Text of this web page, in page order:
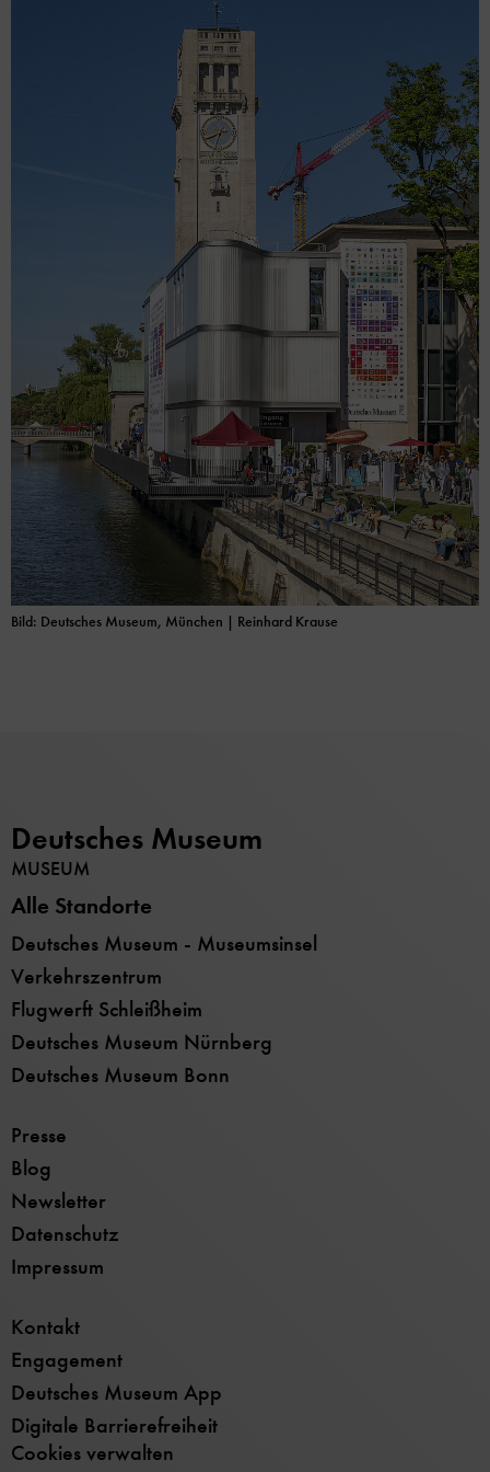
Bild: Deutsches Museum, München | Reinhard Krause
Deutsches Museum
MUSEUM
Alle Standorte
Deutsches Museum - Museumsinsel
Verkehrszentrum
Flugwerft Schleißheim
Deutsches Museum Nürnberg
Deutsches Museum Bonn
Presse
Blog
Newsletter
Datenschutz
Impressum
Kontakt
Engagement
Deutsches Museum App
Digitale Barrierefreiheit
Cookies verwalten